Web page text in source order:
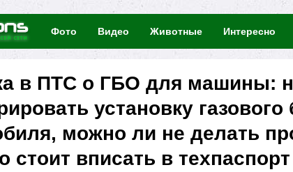
Фото Видео Животные Интересно
в ПТС о ГБО для машины:
установку
можно ли не делать
стоит вписать в